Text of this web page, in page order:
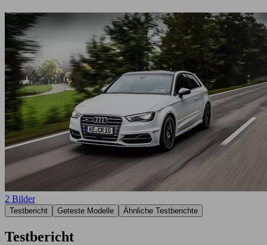
2 Bilder
Testbericht Geteste Modelle Ähnliche Testberichte
Testbericht